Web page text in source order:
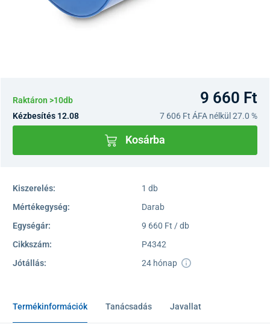
Raktáron >10db 9 660 Ft
Kézbesítés 12.08 7 606 Ft ÁFA nélkül 27.0 %
Kosárba
Kiszerelés:
1 db
Mértékegység:
Darab
Egységár:
9 660 Ft / db
Cikkszám:
P4342
Jótállás:
24 hónap
Termékinformációk Tanácsadás Javallat